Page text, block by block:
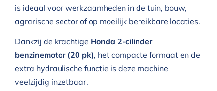
is ideaal voor werkzaamheden in de tuin, bouw,
agrarische sector of op moeilijk bereikbare locaties.
Dankzij de krachtige Honda 2-cilinder
benzinemotor (20 pk), het compacte formaat en de
extra hydraulische functie is deze machine
veelzijdig inzetbaar.